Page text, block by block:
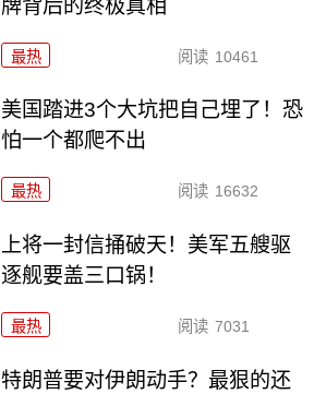
牌背后的终极真相
最热 阅读 10461
美国踏进3个大坑把自己埋了！恐
怕一个都爬不出
最热 阅读 16632
上将一封信捅破天！美军五艘驱
逐舰要盖三口锅！
最热 阅读 7031
特朗普要对伊朗动手？最狠的还